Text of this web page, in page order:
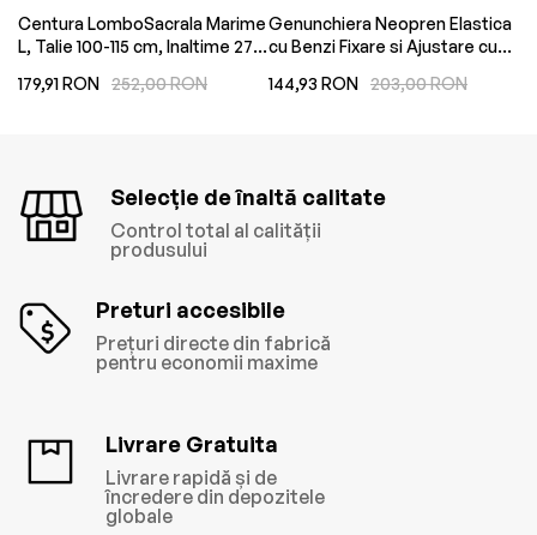
Centura LomboSacrala Marime
L, Talie 100-115 cm, Inaltime 27
179,91 RON 252,00 RON
Genunchiera Neopren Elastica
cu Benzi Fixare si Ajustare cu
Circumferinta Deasupra
144,93 RON 203,00 RON
Selecție de înaltă calitate
Control total al calității
produsului
Preturi accesibile
Prețuri directe din fabrică
pentru economii maxime
Livrare Gratuita
Livrare rapidă și de
încredere din depozitele
globale